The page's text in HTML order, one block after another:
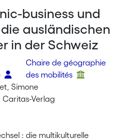
business und
ausländischen
in der Schweiz
Chaire de géographie
des mobilités
Simone
Caritas-Verlag
: die multikulturelle